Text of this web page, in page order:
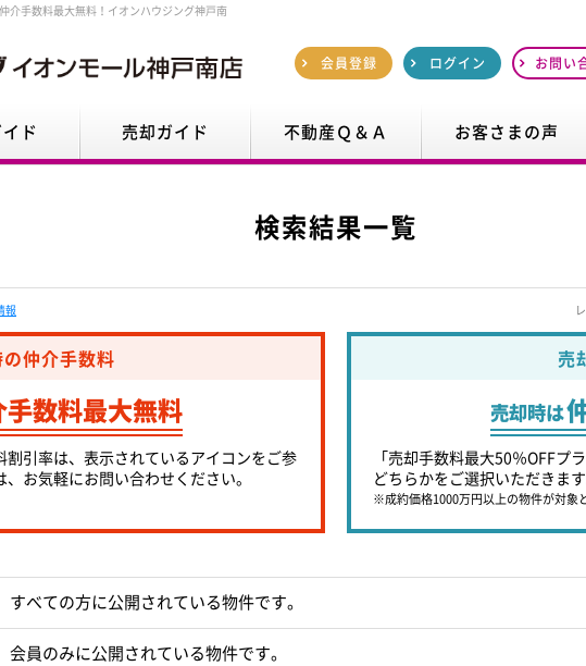
介手数料最大無料！イオンハウジング神戸南
会員登録 ログイン お問い
ド 売却ガイド 不動産Ｑ＆Ａ お客さまの声
検索結果一覧
報
仲介手数料
数料最大無料
引率は、表示されているアイコンをご参
お気軽にお問い合わせください。
売
売却時は
「売却手数料最大50％OFFプ
どちらかをご選択いただきま
※成約価格1000万円以上の物件が対象
すべての方に公開されている物件です。
会員のみに公開されている物件です。